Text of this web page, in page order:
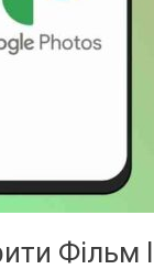
Фільм